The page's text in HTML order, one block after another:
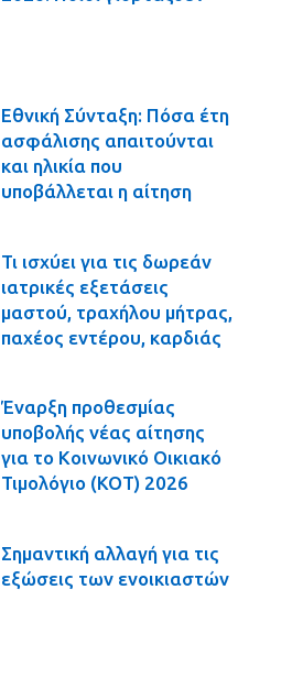
Εθνική Σύνταξη: Πόσα έτη
ασφάλισης απαιτούνται
και ηλικία που
υποβάλλεται η αίτηση
Τι ισχύει για τις δωρεάν
ιατρικές εξετάσεις
μαστού, τραχήλου μήτρας,
παχέος εντέρου, καρδιάς
Έναρξη προθεσμίας
υποβολής νέας αίτησης
για το Κοινωνικό Οικιακό
Τιμολόγιο (ΚΟΤ) 2026
Σημαντική αλλαγή για τις
εξώσεις των ενοικιαστών